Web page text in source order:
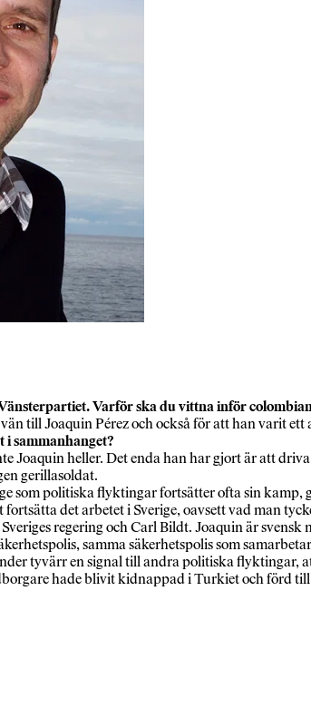
Varför ska du vittna inför
till Joaquin Pérez och också för att han varit
sammanhanget?
Joaquin heller. Det enda han har gjort är att
gerillasoldat.
som politiska flyktingar fortsätter ofta sin
det arbetet i Sverige, oavsett vad man
regering och Carl Bildt. Joaquin är
samma säkerhetspolis som
tyvärr en signal till andra politiska flyktingar,
hade blivit kidnappad i Turkiet och förd